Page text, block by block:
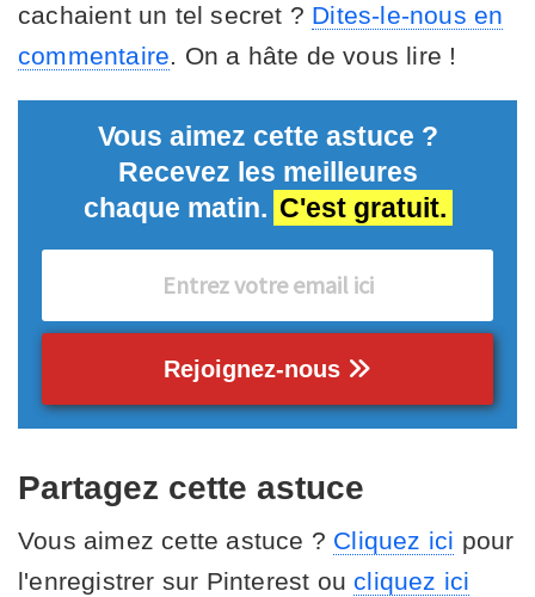
cachaient un tel secret ? Dites-le-nous en
commentaire. On a hâte de vous lire !
Vous aimez cette astuce ?
Recevez les meilleures
chaque matin. C'est gratuit.
Rejoignez-nous
Partagez cette astuce
Vous aimez cette astuce ? Cliquez ici pour
l'enregistrer sur Pinterest ou cliquez ici